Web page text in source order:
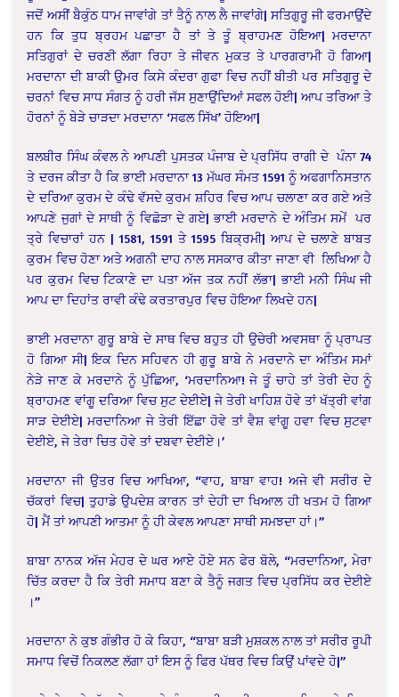
ਜਦੋਂ ਅਸੀਂ ਬੈਕੁੰਠ ਧਾਮ ਜਾਵਾਂਗੇ ਤਾਂ ਤੈਨੂੰ ਨਾਲ ਲੈ ਜਾਵਾਂਗੇ| ਸਤਿਗੁਰੂ ਜੀ ਫਰਮਾਉਂਦੇ
ਹਨ ਕਿ ਤੁਧ ਬ੍ਰਹਮ ਪਛਾਤਾ ਹੈ ਤਾਂ ਤੇ ਤੂੰ ਬ੍ਰਾਹਮਣ ਹੋਇਆ| ਮਰਦਾਨਾ
ਸਤਿਗੁਰਾਂ ਦੇ ਚਰਣੀ ਲੱਗਾ ਰਿਹਾ ਤੇ ਜੀਵਨ ਮੁਕਤ ਤੇ ਪਾਰਗਰਾਮੀ ਹੋ ਗਿਆ|
ਮਰਦਾਨਾ ਦੀ ਬਾਕੀ ਉਮਰ ਕਿਸੇ ਕੰਦਰਾ ਗੁਫਾ ਵਿਚ ਨਹੀਂ ਬੀਤੀ ਪਰ ਸਤਿਗੁਰੂ ਦੇ
ਚਰਨਾਂ ਵਿਚ ਸਾਧ ਸੰਗਤ ਨੂੰ ਹਰੀ ਜੱਸ ਸੁਣਾਉਂਦਿਆਂ ਸਫਲ ਹੋਈ| ਆਪ ਤਰਿਆ ਤੇ
ਹੋਰਨਾਂ ਨੂੰ ਬੇੜੇ ਚਾੜਦਾ ਮਰਦਾਨਾ ‘ਸਫਲ ਸਿੱਖ’ ਹੋਇਆ|
ਬਲਬੀਰ ਸਿੰਘ ਕੰਵਲ ਨੇ ਆਪਣੀ ਪੁਸਤਕ ਪੰਜਾਬ ਦੇ ਪ੍ਰਸਿੱਧ ਰਾਗੀ ਦੇ ਪੰਨਾ 74
ਤੇ ਦਰਜ ਕੀਤਾ ਹੈ ਕਿ ਭਾਈ ਮਰਦਾਨਾ 13 ਮੱਘਰ ਸੰਮਤ 1591 ਨੂੰ ਅਫਗਾਨਿਸਤਾਨ
ਦੇ ਦਰਿਆ ਕੁਰਮ ਦੇ ਕੰਢੇ ਵੱਸਦੇ ਕੁਰਮ ਸ਼ਹਿਰ ਵਿਚ ਆਪ ਚਲਾਣਾ ਕਰ ਗਏ ਅਤੇ
ਆਪਣੇ ਜੁਗਾਂ ਦੇ ਸਾਥੀ ਨੂੰ ਵਿਛੋੜਾ ਦੇ ਗਏ| ਭਾਈ ਮਰਦਾਨੇ ਦੇ ਅੰਤਿਮ ਸਮੇਂ ਪਰ
ਤ੍ਰੇ ਵਿਚਾਰਾਂ ਹਨ | 1581, 1591 ਤੇ 1595 ਬਿਕ੍ਰਮੀ| ਆਪ ਦੇ ਚਲਾਣੇ ਬਾਬਤ
ਕੁਰਮ ਵਿਚ ਹੋਣਾ ਅਤੇ ਅਗਨੀ ਦਾਹ ਨਾਲ ਸਸਕਾਰ ਕੀਤਾ ਜਾਣਾ ਵੀ ਲਿਖਿਆ ਹੈ
ਪਰ ਕੁਰਮ ਵਿਚ ਟਿਕਾਣੇ ਦਾ ਪਤਾ ਅੱਜ ਤਕ ਨਹੀਂ ਲੱਭਾ| ਭਾਈ ਮਨੀ ਸਿੰਘ ਜੀ
ਆਪ ਦਾ ਦਿਹਾਂਤ ਰਾਵੀ ਕੰਢੇ ਕਰਤਾਰਪੁਰ ਵਿਚ ਹੋਇਆ ਲਿਖਦੇ ਹਨ|
ਭਾਈ ਮਰਦਾਨਾ ਗੁਰੂ ਬਾਬੇ ਦੇ ਸਾਥ ਵਿਚ ਬਹੁਤ ਹੀ ਉਚੇਰੀ ਅਵਸਥਾ ਨੂੰ ਪ੍ਰਾਪਤ
ਹੋ ਗਿਆ ਸੀ| ਇਕ ਦਿਨ ਸਹਿਵਨ ਹੀ ਗੁਰੂ ਬਾਬੇ ਨੇ ਮਰਦਾਨੇ ਦਾ ਅੰਤਿਮ ਸਮਾਂ
ਨੇੜੇ ਜਾਣ ਕੇ ਮਰਦਾਨੇ ਨੂੰ ਪੁੱਛਿਆ, ‘ਮਰਦਾਨਿਆ! ਜੇ ਤੂੰ ਚਾਹੇ ਤਾਂ ਤੇਰੀ ਦੇਹ ਨੂੰ
ਬ੍ਰਾਹਮਣ ਵਾਂਗੂ ਦਰਿਆ ਵਿਚ ਸੁਟ ਦੇਈਏ| ਜੇ ਤੇਰੀ ਖਾਹਿਸ਼ ਹੋਵੇ ਤਾਂ ਖੱਤ੍ਰੀ ਵਾਂਗ
ਸਾੜ ਦੇਈਏ| ਮਰਦਾਨਿਆ ਜੇ ਤੇਰੀ ਇੱਛਾ ਹੋਵੇ ਤਾਂ ਵੈਸ਼ ਵਾਂਗੂ ਹਵਾ ਵਿਚ ਸੁਟਵਾ
ਦੇਈਏ, ਜੇ ਤੇਰਾ ਚਿਤ ਹੋਵੇ ਤਾਂ ਦਬਵਾ ਦੇਈਏ।’
ਮਰਦਾਨਾ ਜੀ ਉਤਰ ਵਿਚ ਆਖਿਆ, “ਵਾਹ, ਬਾਬਾ ਵਾਹ! ਅਜੇ ਵੀ ਸਰੀਰ ਦੇ
ਚੱਕਰਾਂ ਵਿਚ| ਤੁਹਾਡੇ ਉਪਦੇਸ਼ ਕਾਰਨ ਤਾਂ ਦੇਹੀ ਦਾ ਖਿਆਲ ਹੀ ਖਤਮ ਹੋ ਗਿਆ
ਹੋ| ਮੈਂ ਤਾਂ ਆਪਣੀ ਆਤਮਾ ਨੂੰ ਹੀ ਕੇਵਲ ਆਪਣਾ ਸਾਥੀ ਸਮਝਦਾ ਹਾਂ।”
ਬਾਬਾ ਨਾਨਕ ਅੱਜ ਮੇਹਰ ਦੇ ਘਰ ਆਏ ਹੋਏ ਸਨ ਫੇਰ ਬੋਲੇ, “ਮਰਦਾਨਿਆ, ਮੇਰਾ
ਚਿੱਤ ਕਰਦਾ ਹੈ ਕਿ ਤੇਰੀ ਸਮਾਧ ਬਣਾ ਕੇ ਤੈਨੂੰ ਜਗਤ ਵਿਚ ਪ੍ਰਸਿੱਧ ਕਰ ਦੇਈਏ
।”
ਮਰਦਾਨਾ ਨੇ ਕੁਝ ਗੰਭੀਰ ਹੋ ਕੇ ਕਿਹਾ, “ਬਾਬਾ ਬੜੀ ਮੁਸ਼ਕਲ ਨਾਲ ਤਾਂ ਸਰੀਰ ਰੂਪੀ
ਸਮਾਧ ਵਿਚੋਂ ਨਿਕਲਣ ਲੱਗਾ ਹਾਂ ਇਸ ਨੂੰ ਫਿਰ ਪੱਥਰ ਵਿਚ ਕਿਉਂ ਪਾਂਵਦੇ ਹੋ|”